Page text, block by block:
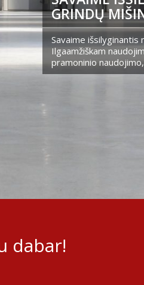
GRINDŲ
Savaime išsilyginantis
Ilgaamžiškam
pramoninio
dabar!